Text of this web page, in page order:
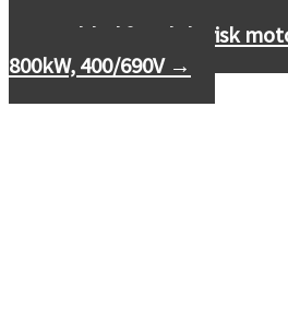
Datablad for elektrisk
800kW, 400/690V →